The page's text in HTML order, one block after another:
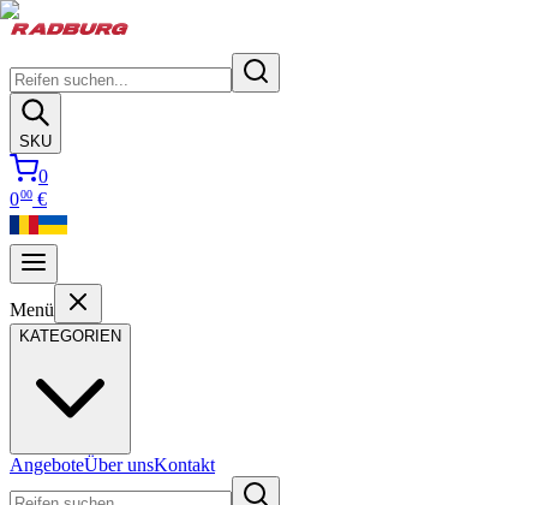
SKU
0
000 €
Menü
KATEGORIEN
AngeboteÜber unsKontakt